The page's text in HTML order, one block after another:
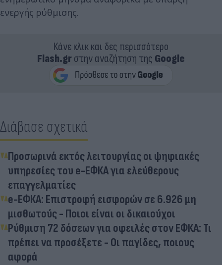
ενεργής ρύθμισης.
Κάνε κλικ και δες περισσότερο
Flash.grστην αναζήτηση της Google
Διάβασε σχετικά
Προσωρινά εκτός λειτουργίας οι ψηφιακές
υπηρεσίες του e-ΕΦΚΑ για ελεύθερους
επαγγελματίες
e-ΕΦΚΑ: Επιστροφή εισφορών σε 6.926 μη
μισθωτούς - Ποιοι είναι οι δικαιούχοι
Ρύθμιση 72 δόσεων για οφειλές στον ΕΦΚΑ: Τι
πρέπει να προσέξετε - Οι παγίδες, ποιους
αφορά